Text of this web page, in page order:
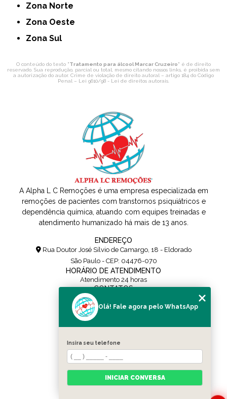
Zona Norte
Zona Oeste
Zona Sul
O conteúdo do texto "Tratamento para álcool Marcar Cruzeiro" é de direito
reservado. Sua reprodução, parcial ou total, mesmo citando nossos links, é proibida sem
a autorização do autor. Crime de violação de direito autoral – artigo 184 do Código
Penal – Lei 9610/98 - Lei de direitos autorais
A Alpha L C Remoções é uma empresa especializada em
remoções de pacientes com transtornos psiquiátricos e
dependência química, atuando com equipes treinadas e
atendimento humanizado há mais de 13 anos.
ENDEREÇO
Rua Doutor José Sílvio de Camargo, 18 - Eldorado
São Paulo - CEP: 04476-070
HORÁRIO DE ATENDIMENTO
Atendimento 24 horas
CONTATOS
(11) 5108-0171
(11) 95454-0436
contato@alpharemocoes.com.br
MENU
QUEM SOMOS
Olá! Fale agora pelo WhatsApp
Insira seu telefone
INICIAR CONVERSA